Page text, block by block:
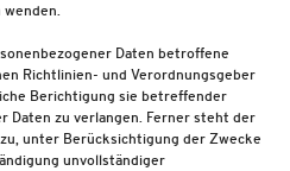
Daten betroffene
Richtlinien- und Verordnungsgeber
Berichtigung sie betreffender
Daten zu verlangen. Ferner steht der
unter Berücksichtigung der Zwecke
unvollständiger